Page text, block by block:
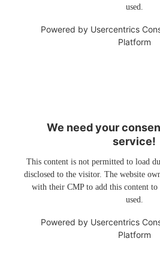
used.
Powered by Usercentrics
Platform
We need your
service!
This content is not permitted to load
disclosed to the visitor. The website
with their CMP to add this content
used.
Powered by Usercentrics
Platform